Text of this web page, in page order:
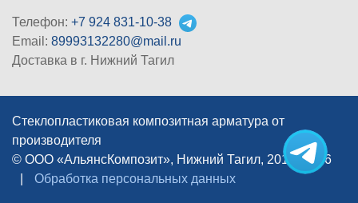
Телефон: +7 924 831-10-38
Email: 89993132280@mail.ru
Доставка в г. Нижний Тагил
Стеклопластиковая композитная арматура от
производителя
© ООО «АльянсКомпозит», Нижний Тагил, 2012–2026
Обработка персональных данных